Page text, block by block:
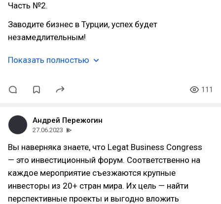
Часть №2.
Заводите бизнес в Турции, успех будет
незамедлительным!
Показать полностью
111
Андрей Пережогин
27.06.2023
Вы наверняка знаете, что Legat Business Congress
— это инвестиционный форум. Соответственно на
каждое мероприятие съезжаются крупные
инвесторы из 20+ стран мира. Их цель — найти
перспективные проекты и выгодно вложить